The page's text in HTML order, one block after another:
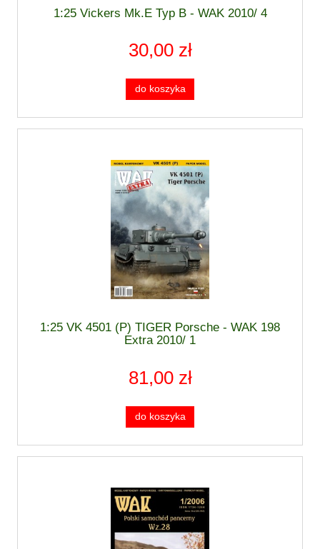
1:25 Vickers Mk.E Typ B - WAK 2010/ 4
30,00 zł
do koszyka
1:25 VK 4501 (P) TIGER Porsche - WAK 198
Extra 2010/ 1
81,00 zł
do koszyka